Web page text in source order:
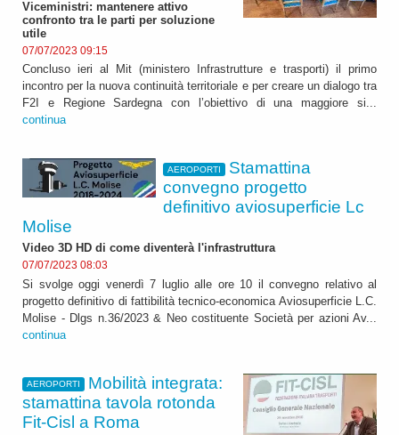
Viceministri: mantenere attivo
confronto tra le parti per soluzione
utile
07/07/2023 09:15
Concluso ieri al Mit (ministero Infrastrutture e trasporti) il primo
incontro per la nuova continuità territoriale e per creare un dialogo tra
F2I e Regione Sardegna con l’obiettivo di una maggiore si...
continua
AEROPORTI
Stamattina
convegno progetto
definitivo aviosuperficie Lc
Molise
Video 3D HD di come diventerà l'infrastruttura
07/07/2023 08:03
Si svolge oggi venerdì 7 luglio alle ore 10 il convegno relativo al
progetto definitivo di fattibilità tecnico-economica Aviosuperficie L.C.
Molise - Dlgs n.36/2023 & Neo costituente Società per azioni Av...
continua
AEROPORTI
Mobilità integrata:
stamattina tavola rotonda
Fit-Cisl a Roma